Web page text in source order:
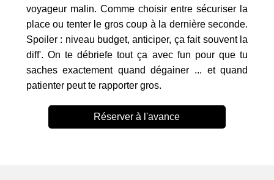
voyageur malin. Comme choisir entre sécuriser la
place ou tenter le gros coup à la dernière seconde.
Spoiler : niveau budget, anticiper, ça fait souvent la
diff'. On te débriefe tout ça avec fun pour que tu
saches exactement quand dégainer ... et quand
patienter peut te rapporter gros.
Réserver à l'avance